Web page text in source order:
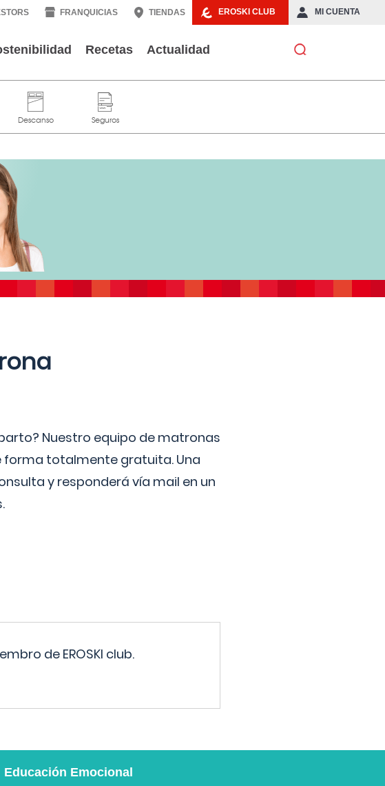
EROSKI CLUB MI CUENTA
FRANQUICIAS TIENDAS
Recetas Actualidad
Nuestro equipo de matronas
forma totalmente gratuita. Una
y responderá vía mail en un
de EROSKI club.
Educación Emocional